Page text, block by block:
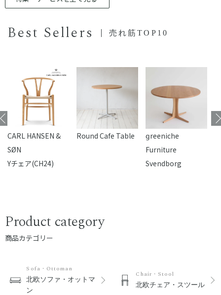
Best Sellers 売れ筋TOP10
CARL HANSEN &
SØN
Yチェア(CH24)
Round Cafe Table
reeniche
Furniture
Svendborg
Product category
商品カテゴリー
Sofa・Ottoman
北欧ソファ・オットマ
ン
Chair・Stool
北欧チェア・スツール